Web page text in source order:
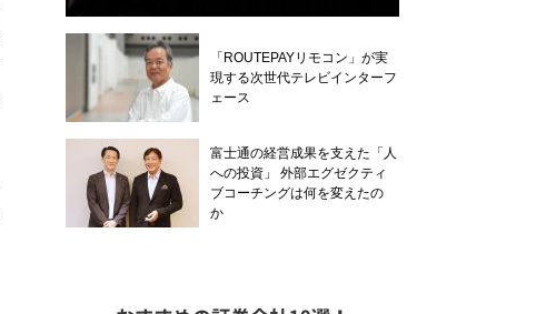
「ROUTEPAYリモコン」が実
現する次世代テレビインターフ
ェース
富士通の経営成果を支えた「人
への投資」 外部エグゼクティ
ブコーチングは何を変えたの
か